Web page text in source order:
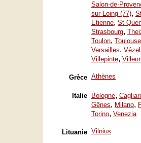
Salon-de-
sur-Loing (77),
Etienne, St-
Strasbourg,
Toulon, Toulouse
Versailles,
Villepinte,
Grèce Athènes
Italie Bologne, Cagliari
Gênes, Milano,
Torino, Venezia
Lituanie Vilnius